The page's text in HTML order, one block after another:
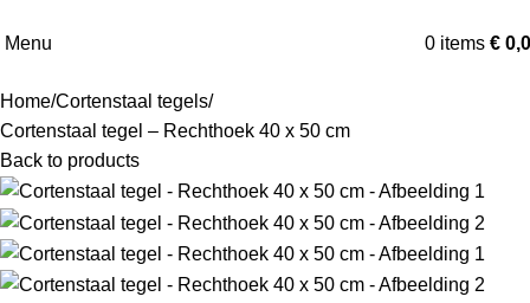
Menu 0 items €
Home Cortenstaal tegels
Cortenstaal tegel – Rechthoek 40 x 50 cm
Back to products